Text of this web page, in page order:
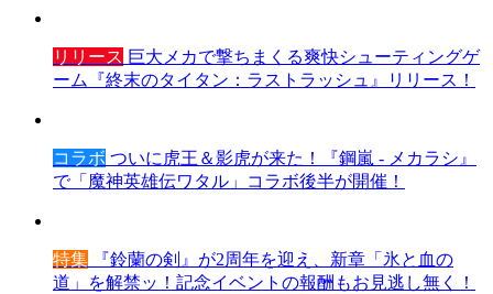
リリース 巨大メカで撃ちまくる爽快シューティングゲ
ーム『終末のタイタン：ラストラッシュ』リリース！
コラボ ついに虎王＆影虎が来た！『鋼嵐 - メカラシ』
で「魔神英雄伝ワタル」コラボ後半が開催！
特集 『鈴蘭の剣』が2周年を迎え、新章「氷と血の
道」を解禁ッ！記念イベントの報酬もお見逃し無く！